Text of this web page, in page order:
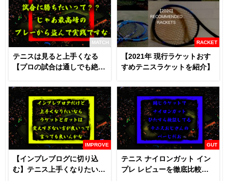
MATCH
テニスは見ると上手くなる
【プロの試合は通しでも絶対
RACKET
【2021年 現行ラケットおす
すめテニスラケットを紹介】
IMPROVE
【インプレブログに切り込
む】テニス上手くなりたいな
GUT
テニス ナイロンガット イン
プレ レビューを徹底比較